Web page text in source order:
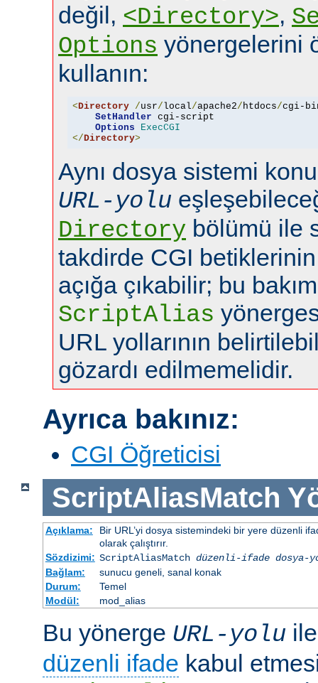
değil, <Directory>,
Options yönergelerini
kullanın:
<Directory /usr/local/apache2/htdocs/cgi-
SetHandler cgi-script
Options
ExecCGI
</Directory>
Aynı dosya sistemi
URL-yolu
Directory bölümü ile
takdirde CGI
açığa çıkabilir; bu
ScriptAlias
URL yollarının
gözardı edilmemelidir.
Ayrıca bakınız:
CGI Öğreticisi
ScriptAliasMatch
Açıklama:
Bir URL’yi dosya sistemindeki bir yere düzenli
olarak çalıştırır.
Sözdizimi: ScriptAliasMatch düzenli-ifade dosya-
Bağlam:
sunucu geneli, sanal konak
Durum:
Temel
Modül:
mod_alias
Bu yönerge URL-yolu
düzenli ifade kabul